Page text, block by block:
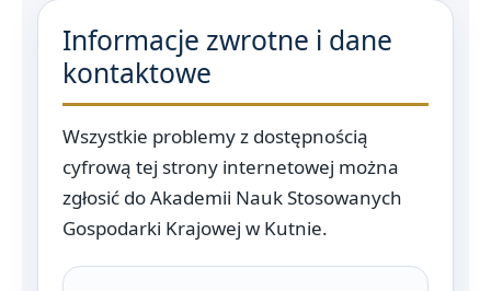
Informacje zwrotne i dane
kontaktowe
Wszystkie problemy z dostępnością
cyfrową tej strony internetowej można
zgłosić do Akademii Nauk Stosowanych
Gospodarki Krajowej w Kutnie.